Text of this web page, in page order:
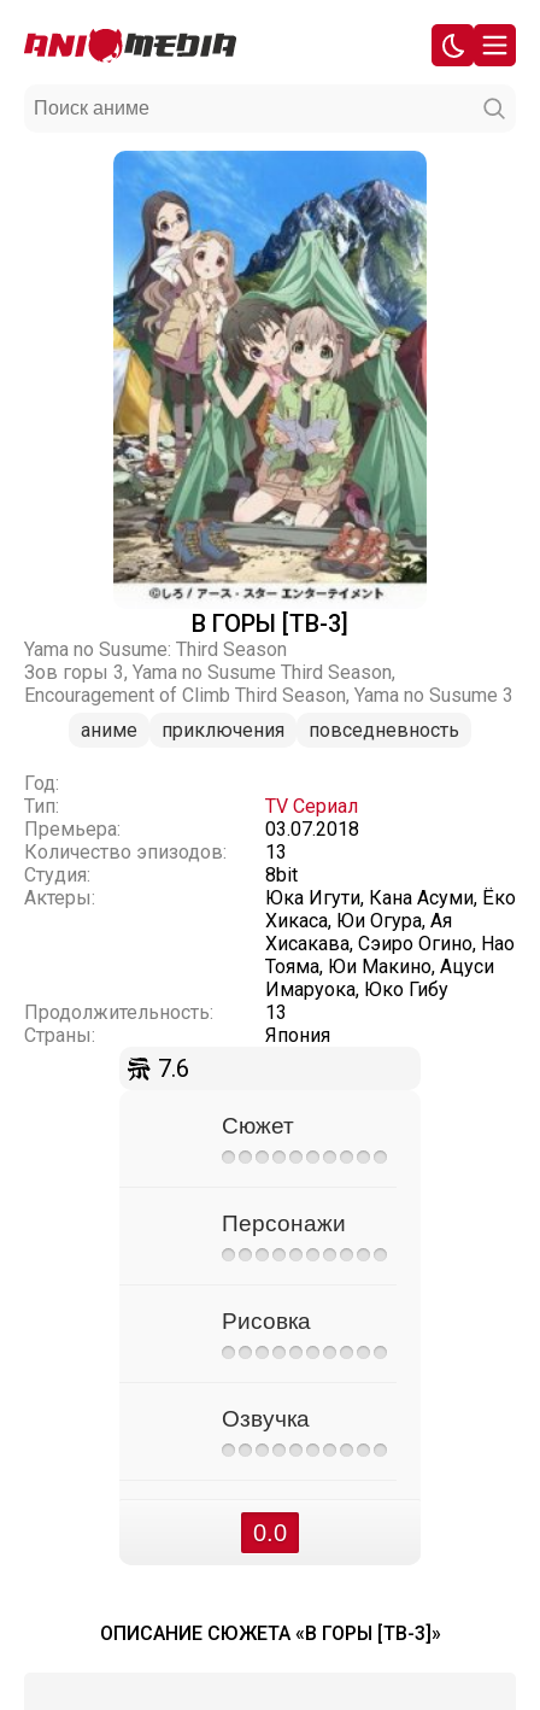
В ГОРЫ [ТВ-3]
Yama no Susume: Third Season
Зов горы 3, Yama no Susume Third Season,
Encouragement of Climb Third Season, Yama no Susume 3
аниме
приключения повседневность
Год:
Тип:
TV Сериал
Премьера:
03.07.2018
Количество эпизодов:
13
Студия:
8bit
Актеры:
Юка Игути, Кана Асуми, Ёко
Хикаса, Юи Огура, Ая
Хисакава, Сэиро Огино, Нао
Тояма, Юи Макино, Ацуси
Имаруока, Юко Гибу
Продолжительность:
13
Страны:
Япония
7.6
Сюжет
Персонажи
Рисовка
Озвучка
0.0
ОПИСАНИЕ СЮЖЕТА «В ГОРЫ [ТВ-3]»